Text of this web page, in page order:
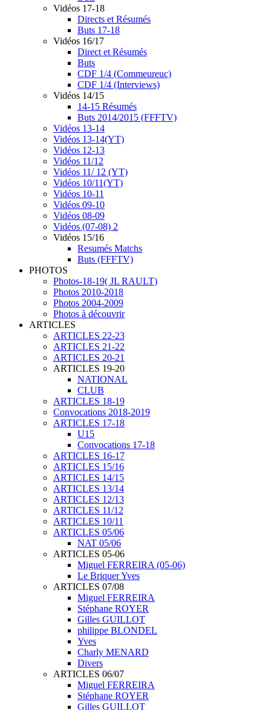
Vidéos 17-18
Directs et Résumés
Buts 17-18
Vidéos 16/17
Direct et Résumés
Buts
CDF 1/4 (Commeureuc)
CDF 1/4 (Interviews)
Vidéos 14/15
14-15 Résumés
Buts 2014/2015 (FFFTV)
Vidéos 13-14
Vidéos 13-14(YT)
Vidéos 12-13
Vidéos 11/12
Vidéos 11/ 12 (YT)
Vidéos 10/11(YT)
Vidéos 10-11
Vidéos 09-10
Vidéos 08-09
Vidéos (07-08) 2
Vidéos 15/16
Resumés Matchs
Buts (FFFTV)
PHOTOS
Photos-18-19( JL RAULT)
Photos 2010-2018
Photos 2004-2009
Photos à découvrir
ARTICLES
ARTICLES 22-23
ARTICLES 21-22
ARTICLES 20-21
ARTICLES 19-20
NATIONAL
CLUB
ARTICLES 18-19
Convocations 2018-2019
ARTICLES 17-18
U15
Convocations 17-18
ARTICLES 16-17
ARTICLES 15/16
ARTICLES 14/15
ARTICLES 13/14
ARTICLES 12/13
ARTICLES 11/12
ARTICLES 10/11
ARTICLES 05/06
NAT 05/06
ARTICLES 05-06
Miguel FERREIRA (05-06)
Le Briquer Yves
ARTICLES 07/08
Miguel FERREIRA
Stéphane ROYER
Gilles GUILLOT
philippe BLONDEL
Yves
Charly MENARD
Divers
ARTICLES 06/07
Miguel FERREIRA
Stéphane ROYER
Gilles GUILLOT